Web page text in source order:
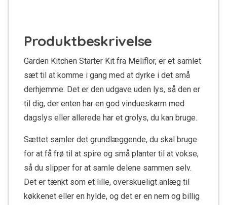
Produktbeskrivelse
Garden Kitchen Starter Kit fra Meliflor, er et samlet
sæt til at komme i gang med at dyrke i det små
derhjemme. Det er den udgave uden lys, så den er
til dig, der enten har en god vindueskarm med
dagslys eller allerede har et grolys, du kan bruge.
Sættet samler det grundlæggende, du skal bruge
for at få frø til at spire og små planter til at vokse,
så du slipper for at samle delene sammen selv.
Det er tænkt som et lille, overskueligt anlæg til
køkkenet eller en hylde, og det er en nem og billig